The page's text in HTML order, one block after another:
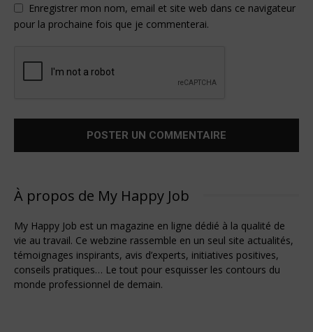
Enregistrer mon nom, email et site web dans ce navigateur
pour la prochaine fois que je commenterai.
À propos de My Happy Job
My Happy Job est un magazine en ligne dédié à la qualité de
vie au travail. Ce webzine rassemble en un seul site actualités,
témoignages inspirants, avis d’experts, initiatives positives,
conseils pratiques… Le tout pour esquisser les contours du
monde professionnel de demain.